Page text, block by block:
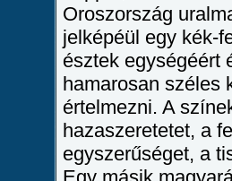
Oroszország
jelképéül egy kék-
észtek egységéért
hamarosan széles
értelmezni. A
hazaszeretetet, a
egyszerűséget, a